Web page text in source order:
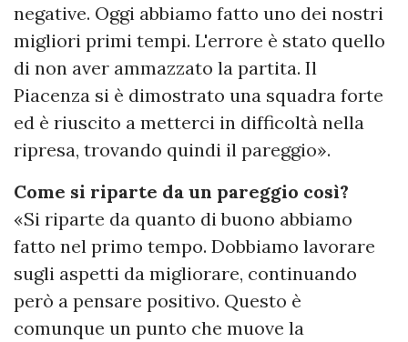
negative. Oggi abbiamo fatto uno dei nostri
migliori primi tempi. L'errore è stato quello
di non aver ammazzato la partita. Il
Piacenza si è dimostrato una squadra forte
ed è riuscito a metterci in difficoltà nella
ripresa, trovando quindi il pareggio».
Come si riparte da un pareggio così?
«Si riparte da quanto di buono abbiamo
fatto nel primo tempo. Dobbiamo lavorare
sugli aspetti da migliorare, continuando
però a pensare positivo. Questo è
comunque un punto che muove la